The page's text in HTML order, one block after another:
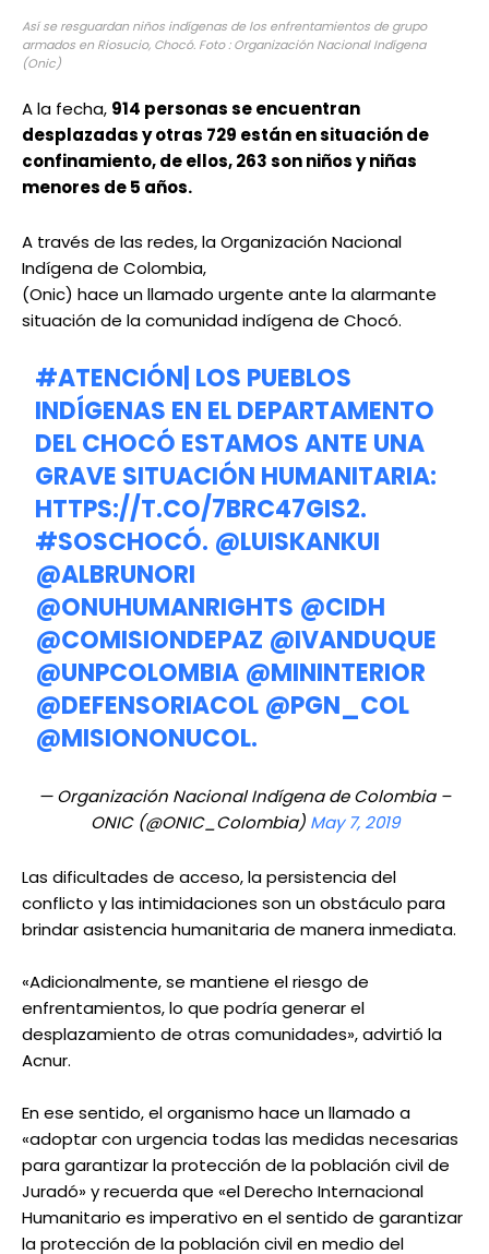
Así se resguardan niños indígenas de los enfrentamientos de grupo
armados en Riosucio, Chocó. Foto : Organización Nacional Indígena
(Onic)
A la fecha, 914 personas se encuentran
desplazadas y otras 729 están en situación de
confinamiento, de ellos, 263 son niños y niñas
menores de 5 años.
A través de las redes, la Organización Nacional
Indígena de Colombia,
(Onic) hace un llamado urgente ante la alarmante
situación de la comunidad indígena de Chocó.
#ATENCIÓN | LOS PUEBLOS
INDÍGENAS EN EL DEPARTAMENTO
DEL CHOCÓ ESTAMOS ANTE UNA
GRAVE SITUACIÓN HUMANITARIA:
HTTPS://T.CO/7BRC47GIS2.
#SOSCHOCÓ. @LUISKANKUI
@ALBRUNORI
@ONUHUMANRIGHTS @CIDH
@COMISIONDEPAZ @IVANDUQUE
@UNPCOLOMBIA @MININTERIOR
@DEFENSORIACOL @PGN_COL
@MISIONONUCOL.
— Organización Nacional Indígena de Colombia –
ONIC (@ONIC_Colombia) May 7, 2019
Las dificultades de acceso, la persistencia del
conflicto y las intimidaciones son un obstáculo para
brindar asistencia humanitaria de manera inmediata.
«Adicionalmente, se mantiene el riesgo de
enfrentamientos, lo que podría generar el
desplazamiento de otras comunidades», advirtió la
Acnur.
En ese sentido, el organismo hace un llamado a
«adoptar con urgencia todas las medidas necesarias
para garantizar la protección de la población civil de
Juradó» y recuerda que «el Derecho Internacional
Humanitario es imperativo en el sentido de garantizar
la protección de la población civil en medio del